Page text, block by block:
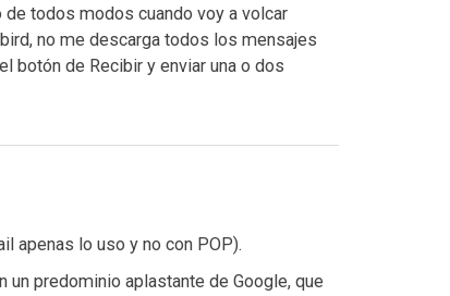
todos modos cuando voy a volcar
no me descarga todos los mensajes
botón de Recibir y enviar una o dos
apenas lo uso y no con POP).
un predominio aplastante de Google, que